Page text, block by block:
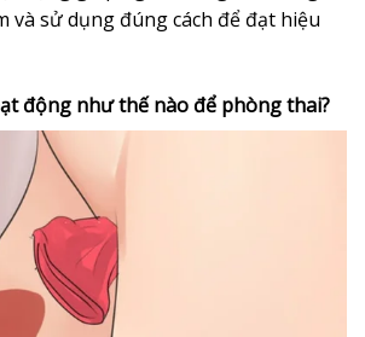
và sử dụng đúng cách để đạt hiệu
động như thế nào để phòng thai?